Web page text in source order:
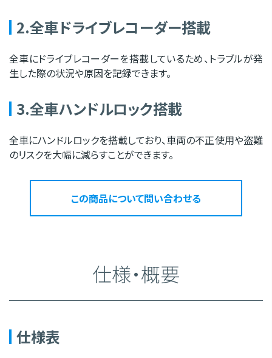
2.全車ドライブレコーダー搭載
全車にドライブレコーダーを搭載しているため、トラブルが発
生した際の状況や原因を記録できます。
3.全車ハンドルロック搭載
全車にハンドルロックを搭載しており、車両の不正使用や盗難
のリスクを大幅に減らすことができます。
この商品について問い合わせる
仕様・概要
仕様表